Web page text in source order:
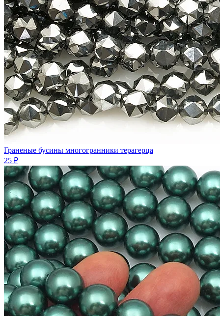
Граненые бусины многогранники терагерца
25 ₽